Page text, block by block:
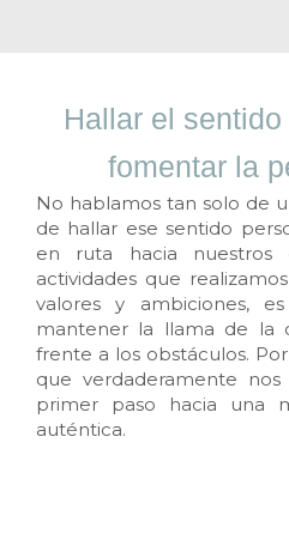
Hallar el
fomentar la
No hablamos tan solo de
de hallar ese sentido
en ruta hacia nuestros
actividades que
valores y ambiciones,
mantener la llama de la
frente a los obstáculos.
que verdaderamente
primer paso hacia una
auténtica.